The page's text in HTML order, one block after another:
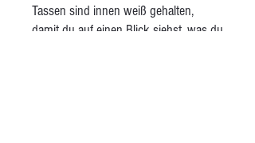
Tassen sind innen weiß gehalten,
damit du auf einen Blick siehst, was du